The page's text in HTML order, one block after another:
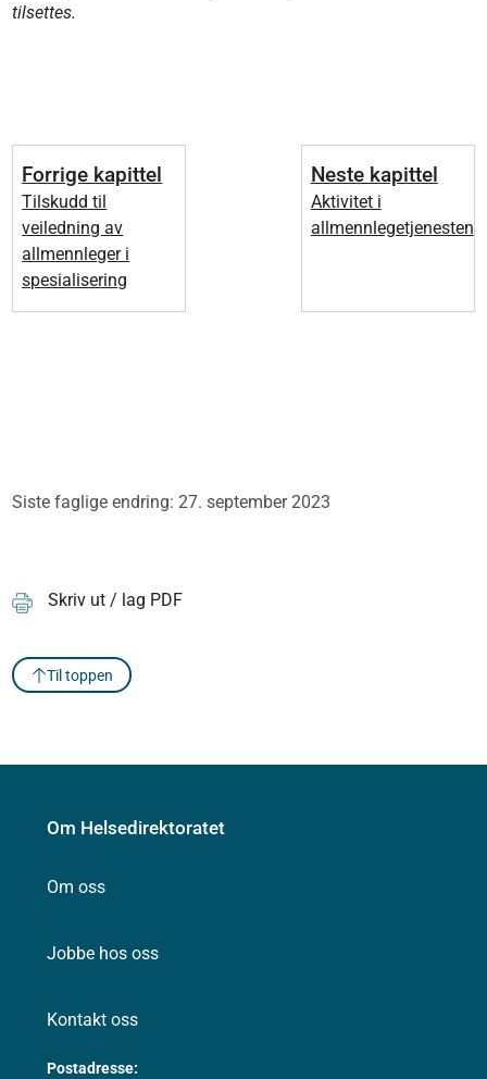
tilsettes.
Forrige kapittel
Tilskudd til
veiledning av
allmennleger i
spesialisering
Neste kapittel
Aktivitet i
allmennlegetjenesten
Siste faglige endring: 27. september 2023
Skriv ut / lag PDF
Til toppen
Om Helsedirektoratet
Om oss
Jobbe hos oss
Kontakt oss
Postadresse: